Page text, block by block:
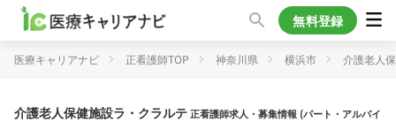
無料登録
医療キャリアナビ 正看護師TOP 神奈川県 横浜市 介護老人
介護老人保健施設ラ・クラルテ正看護師求人・募集情報 (パート・アルバイ